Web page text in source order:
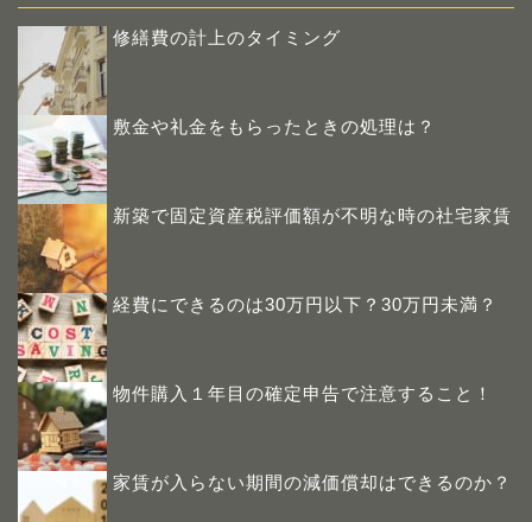
修繕費の計上のタイミング
敷金や礼金をもらったときの処理は？
新築で固定資産税評価額が不明な時の社宅家賃
経費にできるのは30万円以下？30万円未満？
物件購入１年目の確定申告で注意すること！
家賃が入らない期間の減価償却はできるのか？